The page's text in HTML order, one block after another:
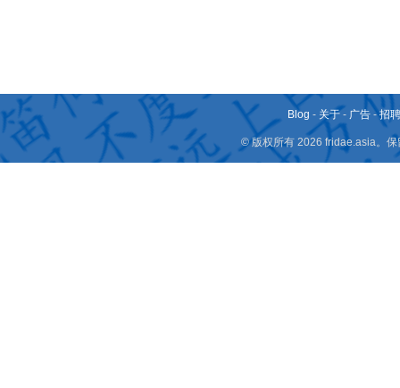
Blog - 关于 - 广告 -招
© 版权所有 2026 fridae.asia。